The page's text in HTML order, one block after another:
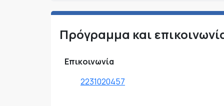
Πρόγραμμα και
Επικοινωνία
2231020457